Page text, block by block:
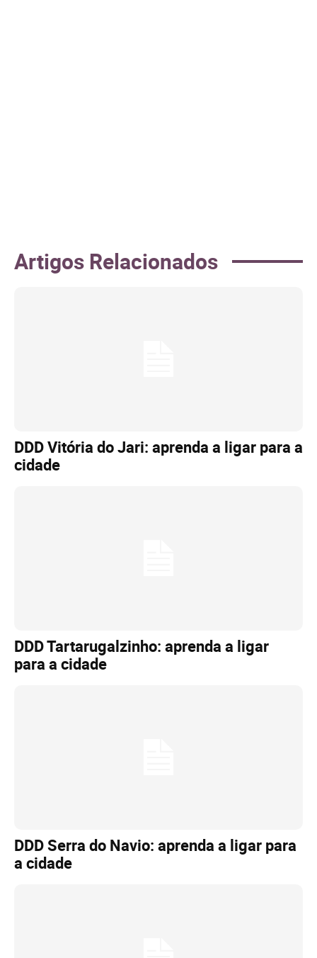
Artigos Relacionados
DDD Vitória do Jari: aprenda a ligar para a
cidade
DDD Tartarugalzinho: aprenda a ligar
para a cidade
DDD Serra do Navio: aprenda a ligar para
a cidade